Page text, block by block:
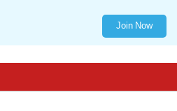
Join Now